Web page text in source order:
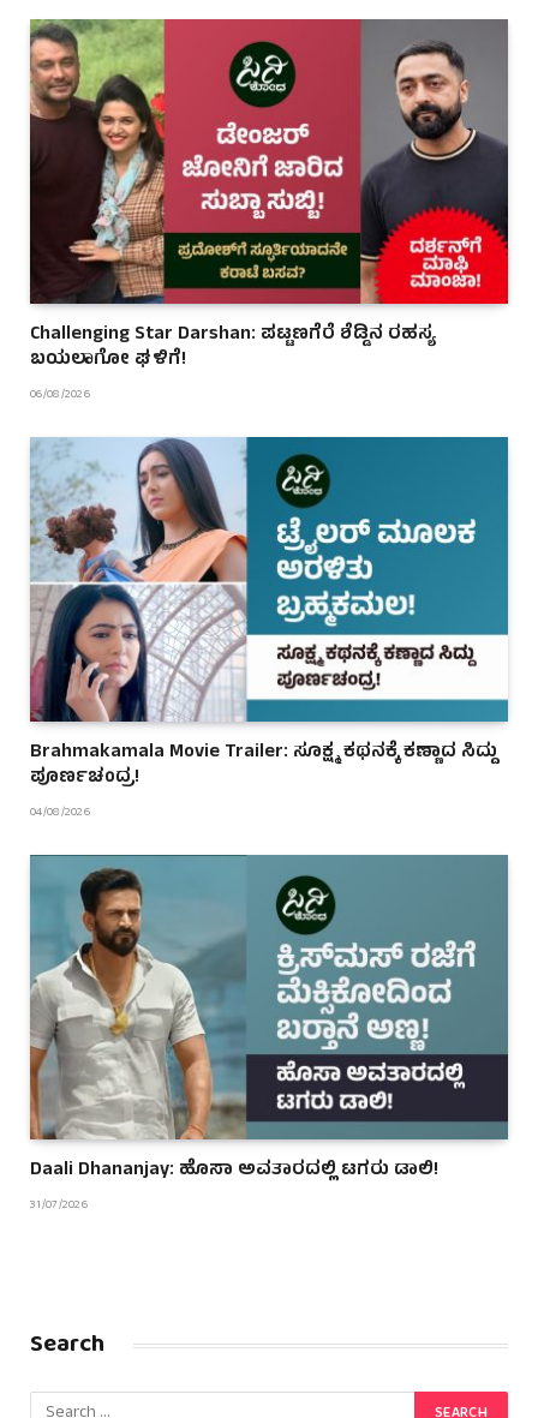
Challenging Star Darshan: ಪಟ್ಟಣಗೆರೆ ಶೆಡ್ಡಿನ ರಹಸ್ಯ
ಬಯಲಾಗೋ ಘಳಿಗೆ!
06/08/2026
Brahmakamala Movie Trailer: ಸೂಕ್ಷ್ಮ ಕಥನಕ್ಕೆ ಕಣ್ಣಾದ ಸಿದ್ದು
ಪೂರ್ಣಚಂದ್ರ!
04/08/2026
Daali Dhananjay: ಹೊಸಾ ಅವತಾರದಲ್ಲಿ ಟಗರು ಡಾಲಿ!
31/07/2026
Search